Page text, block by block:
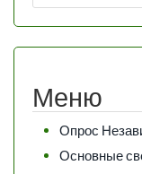
Меню
Опрос
Основные